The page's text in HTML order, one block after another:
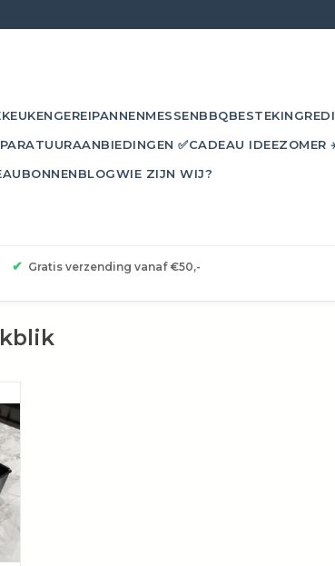
KEUKENGEREIPANNENMESSENBBQBESTEK
AANBIEDINGEN ✅CADEAU IDEEZOMER
BLOGWIE ZIJN WIJ?
✔ Gratis verzending vanaf €50,-